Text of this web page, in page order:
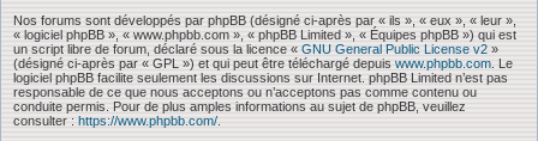
Nos forums sont développés par phpBB (désigné ci-après par « ils », « eux », « leur »,
« logiciel phpBB », « www.phpbb.com », « phpBB Limited », « Équipes phpBB ») qui est
un script libre de forum, déclaré sous la licence « GNU General Public License v2 »
(désigné ci-après par « GPL ») et qui peut être téléchargé depuis www.phpbb.com . Le
logiciel phpBB facilite seulement les discussions sur Internet. phpBB Limited n’est pas
responsable de ce que nous acceptons ou n’acceptons pas comme contenu ou
conduite permis. Pour de plus amples informations au sujet de phpBB, veuillez
consulter : https://www.phpbb.com/